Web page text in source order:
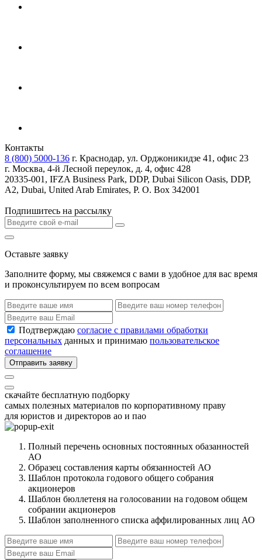
Контакты
8 (800) 5000-136 г. Краснодар, ул. Орджоникидзе 41, офис 23
г. Москва, 4-й Лесной переулок, д. 4, офис 428
20335-001, IFZA Business Park, DDP, Dubai Silicon Oasis, DDP,
A2, Dubai, United Arab Emirates, P. O. Box 342001
Подпишитесь на рассылку
Оставьте заявку
Заполните форму, мы свяжемся с вами в удобное для вас время
и проконсультируем по всем вопросам
Подтверждаю согласие с правилами обработки
персональных данных и принимаю пользовательское
соглашение
Отправить заявку
скачайте бесплатную подборку
самых полезных материалов по корпоративному праву
для юристов и директоров ао и пао
Полный перечень основных постоянных обазанностей
АО
Образец составления карты обязанностей АО
Шаблон протокола годового общего собрания
акционеров
Шаблон бюллетеня на голосовании на годовом общем
собрании акционеров
Шаблон заполненного списка аффилированных лиц АО